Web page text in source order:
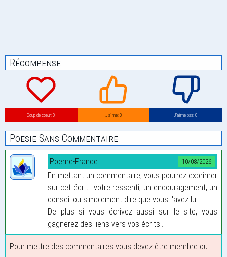
Récompense
Coup de coeur: 0 J’aime: 0 J’aime pas: 0
Poesie Sans Commentaire
10/08/2026
Poeme-France
En mettant un commentaire, vous pourrez exprimer
sur cet écrit : votre ressenti, un encouragement, un
conseil ou simplement dire que vous l'avez lu.
De plus si vous écrivez aussi sur le site, vous
gagnerez des liens vers vos écrits...
Pour mettre des commentaires vous devez être membre ou